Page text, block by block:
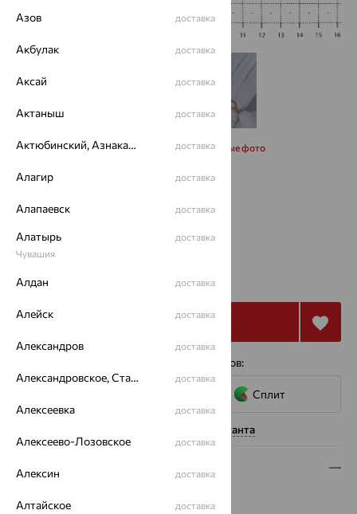
Запросить дополнительные фото
от 49 378 137 162
Купить
с помощью сервисов:
Сплит
Нужна помощь консультанта
Описание
Вид изделия:
Азов доставка
Акбулак доставка
Аксай доставка
Актаныш доставка
Актюбинский, Азнакаевский район доставка
Алагир доставка
Алапаевск доставка
Алатырь
Чувашия
доставка
Алдан доставка
Алейск доставка
Александров доставка
Александровское, Ставропольский край доставка
Алексеевка доставка
Алексеево-Лозовское доставка
Алексин доставка
Алтайское доставка